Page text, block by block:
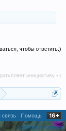
чтобы ответить.)
инициативу •
связь
Помощь
Условия и правила